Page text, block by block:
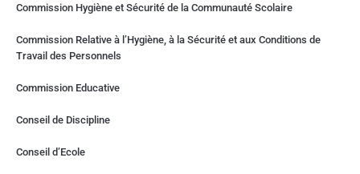
Commission Hygiène et Sécurité de la Communauté Scolaire
Commission Relative à l’Hygiène, à la Sécurité et aux Conditions de
Travail des Personnels
Commission Educative
Conseil de Discipline
Conseil d’Ecole